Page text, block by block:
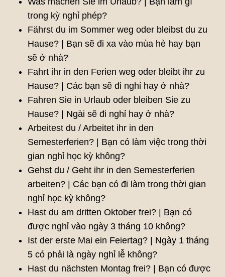
trong kỳ nghỉ phép?
Fährst du im Sommer weg oder bleibst du zu
Hause? | Bạn sẽ đi xa vào mùa hè hay bạn
sẽ ở nhà?
Fahrt ihr in den Ferien weg oder bleibt ihr zu
Hause? | Các bạn sẽ đi nghỉ hay ở nhà?
Fahren Sie in Urlaub oder bleiben Sie zu
Hause? | Ngài sẽ đi nghỉ hay ở nhà?
Arbeitest du / Arbeitet ihr in den
Semesterferien? | Bạn có làm việc trong thời
gian nghỉ học kỳ không?
Gehst du / Geht ihr in den Semesterferien
arbeiten? | Các bạn có đi làm trong thời gian
nghỉ học kỳ không?
Hast du am dritten Oktober frei? | Bạn có
được nghỉ vào ngày 3 tháng 10 không?
Ist der erste Mai ein Feiertag? | Ngày 1 tháng
5 có phải là ngày nghỉ lễ không?
Hast du nächsten Montag frei? | Bạn có được